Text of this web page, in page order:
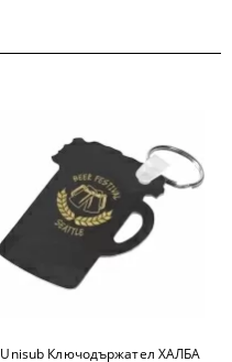
Unisub Ключодържател ХАЛБА